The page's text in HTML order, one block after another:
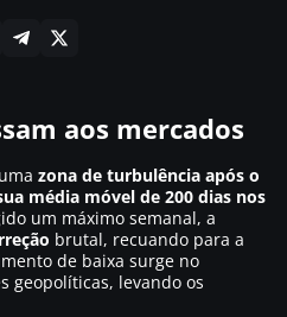
aos mercados
zona de turbulência após o
média móvel de 200 dias nos
um máximo semanal, a
brutal, recuando para a
de baixa surge no
geopolíticas, levando os